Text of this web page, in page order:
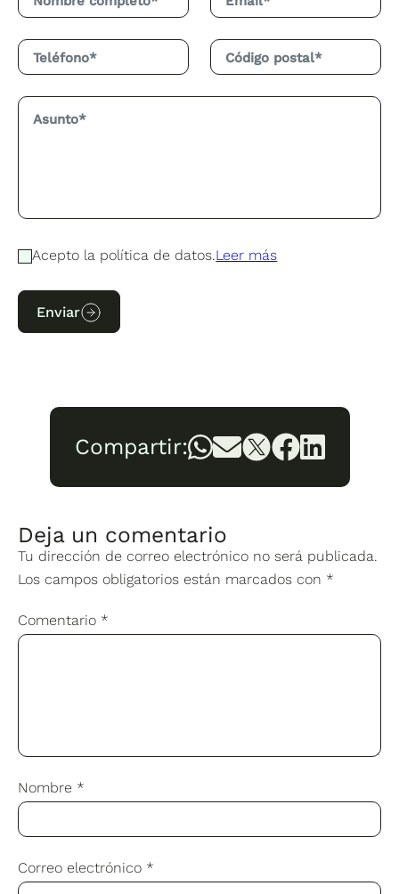
Acepto la política de datos.Leer más
Enviar
Compartir:
Deja un comentario
Tu dirección de correo electrónico no será publicada.
Los campos obligatorios están marcados con *
Comentario *
Nombre *
Correo electrónico *